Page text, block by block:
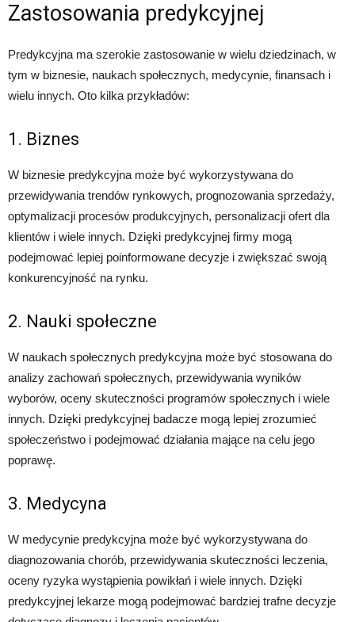
Zastosowania predykcyjnej
Predykcyjna ma szerokie zastosowanie w wielu dziedzinach, w
tym w biznesie, naukach społecznych, medycynie, finansach i
wielu innych. Oto kilka przykładów:
1. Biznes
W biznesie predykcyjna może być wykorzystywana do
przewidywania trendów rynkowych, prognozowania sprzedaży,
optymalizacji procesów produkcyjnych, personalizacji ofert dla
klientów i wiele innych. Dzięki predykcyjnej firmy mogą
podejmować lepiej poinformowane decyzje i zwiększać swoją
konkurencyjność na rynku.
2. Nauki społeczne
W naukach społecznych predykcyjna może być stosowana do
analizy zachowań społecznych, przewidywania wyników
wyborów, oceny skuteczności programów społecznych i wiele
innych. Dzięki predykcyjnej badacze mogą lepiej zrozumieć
społeczeństwo i podejmować działania mające na celu jego
poprawę.
3. Medycyna
W medycynie predykcyjna może być wykorzystywana do
diagnozowania chorób, przewidywania skuteczności leczenia,
oceny ryzyka wystąpienia powikłań i wiele innych. Dzięki
predykcyjnej lekarze mogą podejmować bardziej trafne decyzje